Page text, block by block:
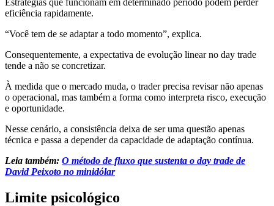
eficiência rapidamente.
“Você tem de se adaptar a todo momento”, explica.
Consequentemente, a expectativa de evolução linear no day trade
tende a não se concretizar.
À medida que o mercado muda, o trader precisa revisar não apenas
o operacional, mas também a forma como interpreta risco, execução
e oportunidade.
Nesse cenário, a consistência deixa de ser uma questão apenas
técnica e passa a depender da capacidade de adaptação contínua.
Leia também: O método de fluxo que sustenta o day trade de
David Peixoto no minidólar
Limite psicológico